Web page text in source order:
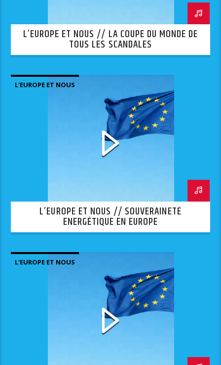
L’EUROPE ET NOUS // LA COUPE DU MONDE DE
TOUS LES SCANDALES
L'EUROPE ET NOUS
L’EUROPE ET NOUS // SOUVERAINETÉ
ENERGÉTIQUE EN EUROPE
L'EUROPE ET NOUS